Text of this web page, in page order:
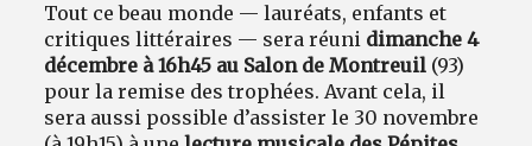
Tout ce beau monde — lauréats, enfants et
critiques littéraires — sera réuni dimanche 4
décembre à 16h45 au Salon de Montreuil (93)
pour la remise des trophées. Avant cela, il
sera aussi possible d’assister le 30 novembre